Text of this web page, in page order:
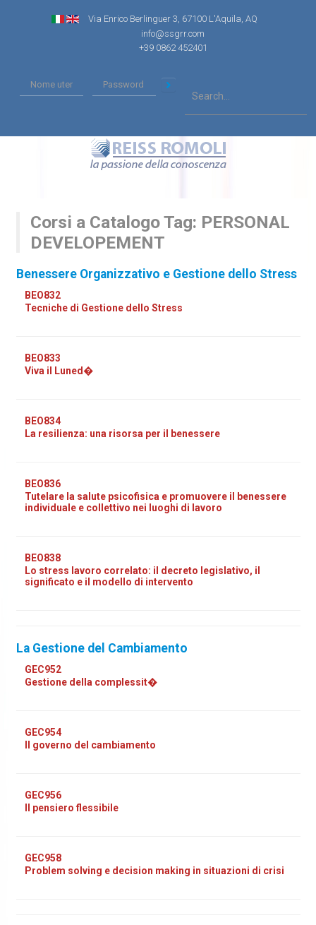
Via Enrico Berlinguer 3, 67100 L'Aquila, AQ
info@ssgrr.com
+39 0862 452401
Corsi a Catalogo Tag: PERSONAL
DEVELOPEMENT
Benessere Organizzativo e Gestione dello Stress
BEO832
Tecniche di Gestione dello Stress
BEO833
Viva il Luned�
BEO834
La resilienza: una risorsa per il benessere
BEO836
Tutelare la salute psicofisica e promuovere il benessere
individuale e collettivo nei luoghi di lavoro
BEO838
Lo stress lavoro correlato: il decreto legislativo, il
significato e il modello di intervento
La Gestione del Cambiamento
GEC952
Gestione della complessit�
GEC954
Il governo del cambiamento
GEC956
Il pensiero flessibile
GEC958
Problem solving e decision making in situazioni di crisi